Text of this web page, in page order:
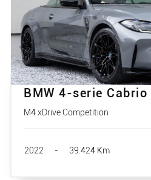
BMW 4-serie Cabrio
M4 xDrive Competition
2022 - 39.424 Km